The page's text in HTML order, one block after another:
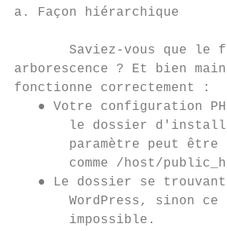
a. Façon hiérarchique
Saviez-vous que le
arborescence ? Et bien
fonctionne correctement :
● Votre configuration
le dossier
paramètre peut être
comme /host/
● Le dossier se
WordPress, sinon ce
       impossible.